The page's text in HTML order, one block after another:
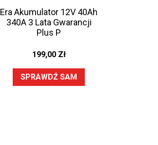
Era Akumulator 12V 40Ah
340A 3 Lata Gwarancji
Plus P
199,00 Zł
SPRAWDŹ SAM